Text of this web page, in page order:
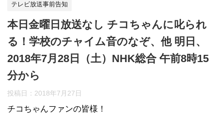
テレビ放送事前告知
本日金曜日放送なし チコちゃんに叱られ
る！学校のチャイム音のなぞ、他 ​明日、
2018年7月28日（土）NHK総合 午前8時15
分から
投稿日： 2018年7月27日
チコちゃんファンの皆様！